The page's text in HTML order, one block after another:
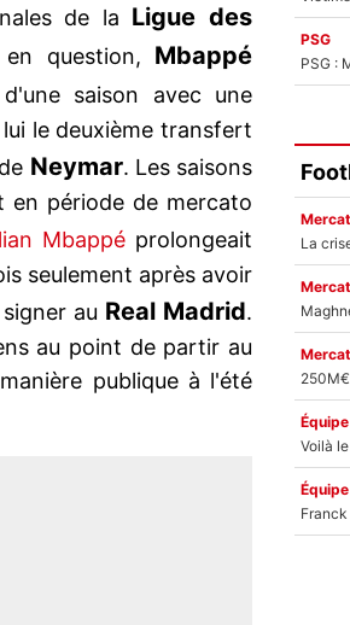
de la Ligue des
question, Mbappé
saison avec une
le deuxième transfert
Neymar. Les saisons
période de mercato
Mbappé prolongeait
seulement après avoir
au Real Madrid.
au point de partir au
publique à l'été
PSG
PSG :